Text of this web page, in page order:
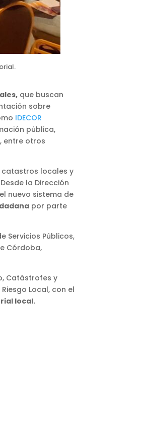
que buscan
sobre
IDECOR
pública,
entre otros
catastros locales y
Desde la Dirección
nuevo sistema de
por parte
Servicios Públicos,
Córdoba,
Catástrofes y
Local, con el
local.